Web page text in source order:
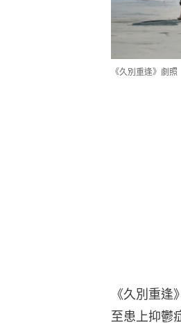
《久別重逢》劇照
《久別重
至患上抑鬱